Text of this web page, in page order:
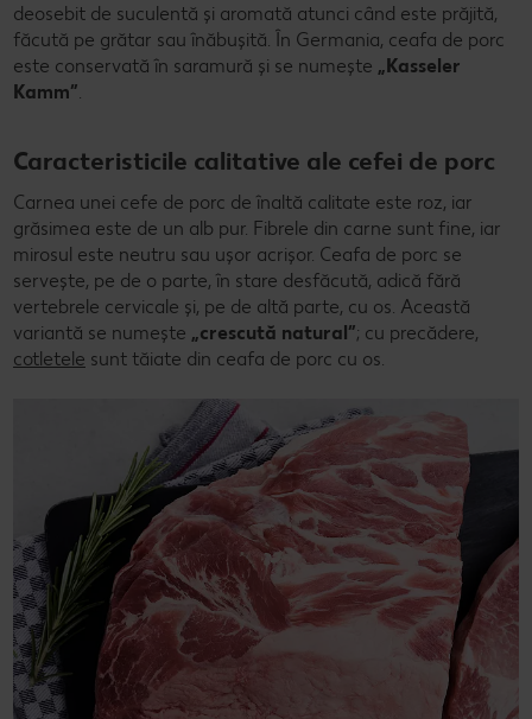
deosebit de suculentă și aromată atunci când este prăjită,
făcută pe grătar sau înăbușită. În Germania, ceafa de porc
este conservată în saramură și se numește „Kasseler
Kamm”
Caracteristicile calitative ale cefei de porc
Carnea unei cefe de porc de înaltă calitate este roz, iar
grăsimea este de un alb pur. Fibrele din carne sunt fine, iar
mirosul este neutru sau ușor acrișor. Ceafa de porc se
servește, pe de o parte, în stare desfăcută, adică fără
vertebrele cervicale și, pe de altă parte, cu os. Această
variantă se numește „crescută natural”; cu precădere,
cotletele sunt tăiate din ceafa de porc cu os.